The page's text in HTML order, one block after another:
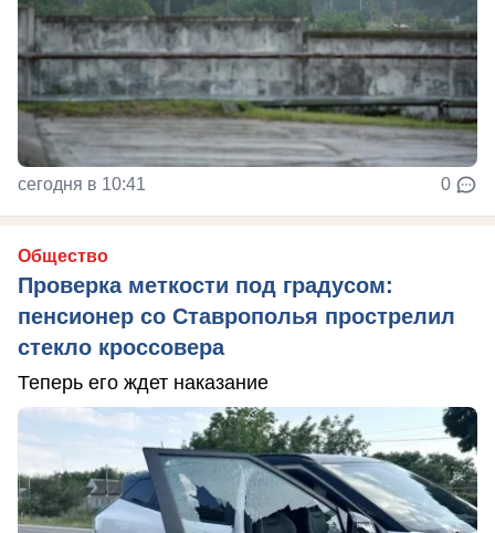
сегодня в 10:41 0
Общество
Проверка меткости под градусом:
пенсионер со Ставрополья прострелил
стекло кроссовера
Теперь его ждет наказание